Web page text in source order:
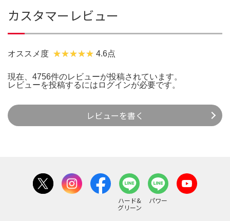
カスタマーレビュー
オススメ度 4.6点
現在、4756件のレビューが投稿されています。
レビューを投稿するには ログインが必要です。
レビューを書く
ハード&
グリーン
パワー